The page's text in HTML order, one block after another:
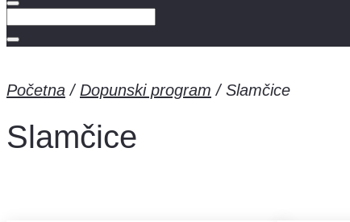
Početna / Dopunski program / Slamčice
Slamčice